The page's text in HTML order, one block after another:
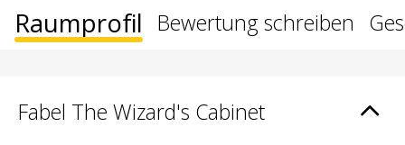
Raumprofil Bewertung schreiben
Fabel The Wizard's Cabinet